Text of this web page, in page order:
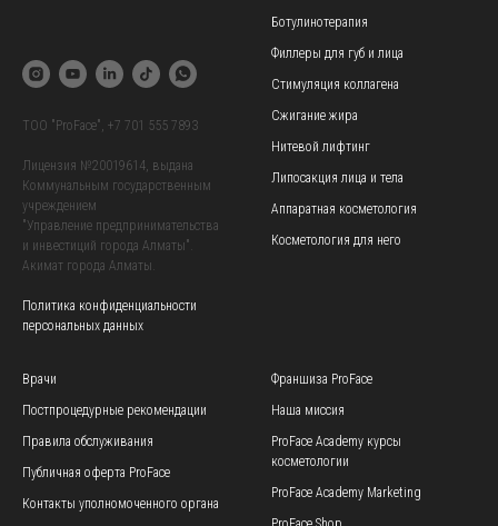
TOO "ProFace", +7 701 555 7893
Лицензия №20019614, выдана
Коммунальным государственным
учреждением
"Управление предпринимательства
и инвестиций города Алматы".
Акимат города Алматы.
Политика конфиденциальности
персональных данных
Ботулинотерапия
Филлеры для губ и лица
Стимуляция коллагена
Сжигание жира
Нитевой лифтинг
Липосакция лица и тела
Аппаратная косметология
Косметология для него
Врачи
Постпроцедурные рекомендации
Правила обслуживания
Публичная оферта ProFace
Контакты уполномоченного органа
Франшиза ProFace
Наша миссия
ProFace Academy курсы
косметологии
ProFace Academy Marketing